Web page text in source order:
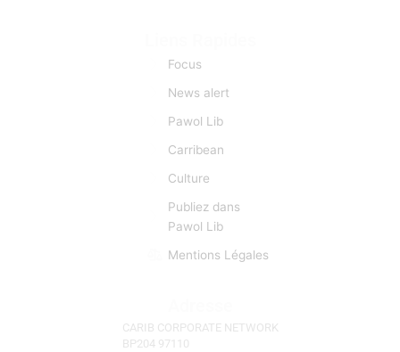
Focus
News alert
Pawol Lib
Carribean
Culture
Publiez dans
Pawol Lib
Mentions Légales
CARIB CORPORATE NETWORK
BP204 97110